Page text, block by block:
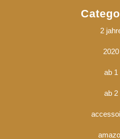
2
2020
ab 1
ab 2